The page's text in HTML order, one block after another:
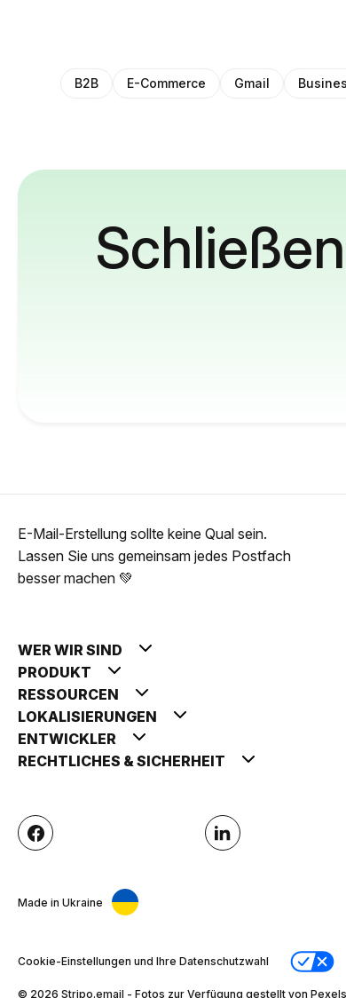
B2B E-Commerce Gmail
E-Mail-Erstellung sollte keine Qual sein.
Lassen Sie uns gemeinsam jedes Postfach
besser machen 💚
WER WIR SIND
PRODUKT
RESSOURCEN
LOKALISIERUNGEN
ENTWICKLER
RECHTLICHES & SICHERHEIT
Made in Ukraine
Cookie-Einstellungen und Ihre Datenschutzwahl
© 2026 Stripо.email - Fotos zur Verfügung gestellt von